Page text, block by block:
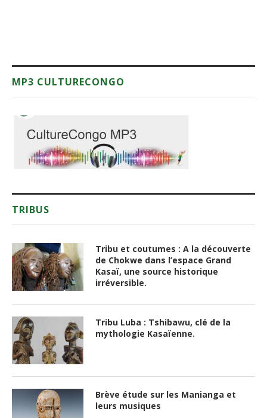
MP3 CULTURECONGO
TRIBUS
Tribu et coutumes : A la découverte
de Chokwe dans l’espace Grand
Kasaï, une source historique
irréversible.
Tribu Luba : Tshibawu, clé de la
mythologie Kasaïenne.
Brève étude sur les Manianga et
leurs musiques